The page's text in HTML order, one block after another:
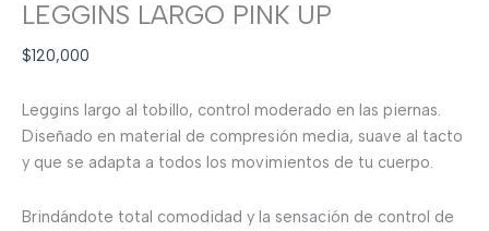
LEGGINS LARGO PINK UP
$120,000
Leggins largo al tobillo, control moderado en las piernas.
Diseñado en material de compresión media, suave al tacto
y que se adapta a todos los movimientos de tu cuerpo.
Brindándote total comodidad y la sensación de control de